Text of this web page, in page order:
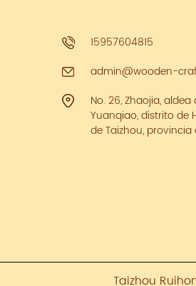
15957604815
admin@wooden-
No. 26, Zhaojia,
Yuanqiao, distrito de
de Taizhou, provincia
Taizhou